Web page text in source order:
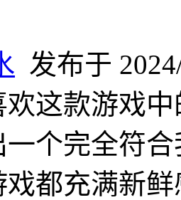
发布于
欢这款游戏
一个完全符
戏都充满新